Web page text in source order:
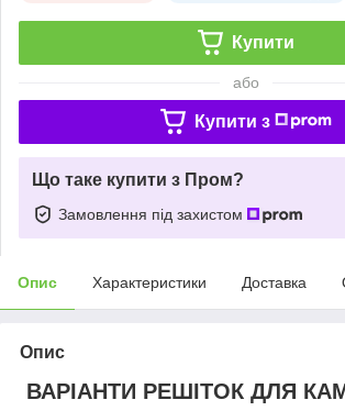
Купити
або
Купити з
Що таке купити з Пром?
Замовлення під захистом
Опис Характеристики Доставка
Опис
ВАРІАНТИ РЕШІТОК ДЛЯ